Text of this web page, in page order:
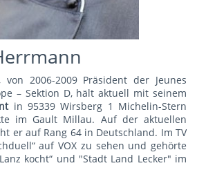
von 2006-2009 Präsident der Jeunes
– Sektion D, hält aktuell mit seinem
t in 95339 Wirsberg 1 Michelin-Stern
im Gault Millau. Auf der aktuellen
er auf Rang 64 in Deutschland. Im TV
auf VOX zu sehen und gehörte
kocht“ und "Stadt Land Lecker" im